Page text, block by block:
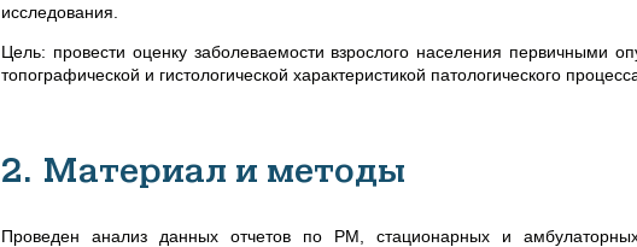
исследования.
Цель: провести оценку заболеваемости взрослого населения первичными
топографической и гистологической характеристикой патологического
2. Материал и методы
Проведен анализ данных отчетов по РМ , стационарных и